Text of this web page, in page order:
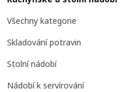
Všechny kategorie
Skladování potravin
Stolní nádobí
Nádobí k servírování